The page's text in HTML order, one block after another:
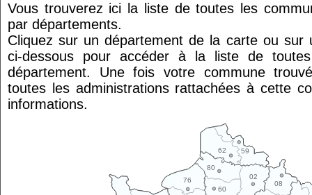
Vous trouverez ici la liste de toutes les
par départements.
Cliquez sur un département de la carte ou sur
ci-dessous pour accéder à la liste de
département. Une fois votre commune
toutes les administrations rattachées à cette
informations.
59
60
62
02
08
76
80